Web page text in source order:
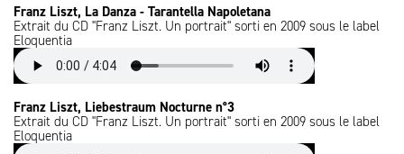
Franz Liszt, La Danza - Tarantella Napoletana
Extrait du CD "Franz Liszt. Un portrait" sorti en 2009 sous le label
Eloquentia
Franz Liszt, Liebestraum Nocturne n°3
Extrait du CD "Franz Liszt. Un portrait" sorti en 2009 sous le label
Eloquentia